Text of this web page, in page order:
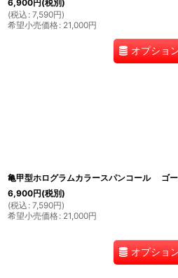
6,900円(税別)
(税込 : 7,590円)
希望小売価格: 21,000円
オプショ
亀甲型ホログラムカラースパンコール ゴ
6,900円(税別)
(税込 : 7,590円)
希望小売価格: 21,000円
オプショ